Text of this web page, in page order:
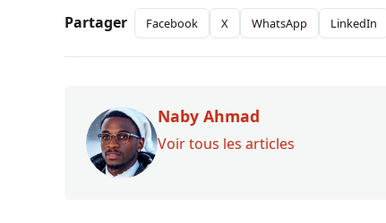
Partager Facebook X WhatsApp LinkedIn
Naby Ahmad
Voir tous les articles